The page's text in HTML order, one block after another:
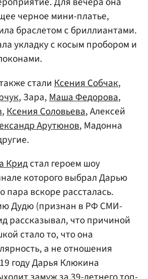
черное мини-платье,
браслетом с бриллиантами.
укладку с косым пробором и
стали Ксения Собчак,
, Зара, Маша Федорова,
, Ксения Соловьева, Алексей
Арутюнов, Мадонна
Кридстал героем шоу
которого выбрал Дарью
вскоре рассталась.
Дудю (признан в РФ СМИ-
рассказывал, что причиной
стало то, что она
а не отношения
году Дарья Клюкина